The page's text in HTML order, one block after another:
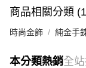
商品相關分類
時尚金飾 純金手
本分類熱銷全